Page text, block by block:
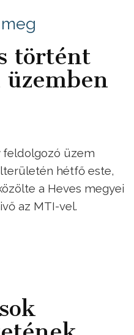
történt
feldolgozó üzem
hétfő este,
a Heves megyei
az MTI-vel.